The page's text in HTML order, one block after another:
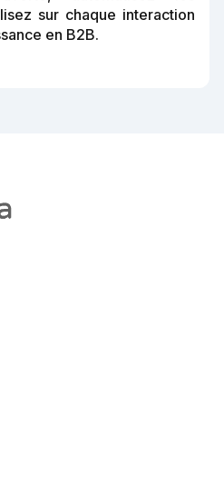
sur chaque interaction
en B2B.